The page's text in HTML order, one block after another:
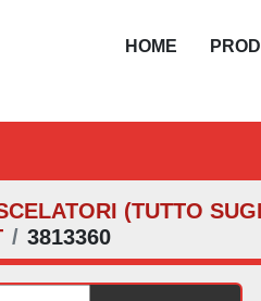
HOME
(TUTTO
3813360